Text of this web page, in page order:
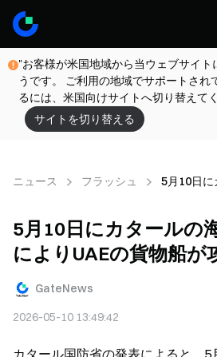
"お客様が米国地域から当ウェブサイト
うです。 ご利用の地域でサポートされ
るには、米国向けサイトへ切り替えて
サイトを切り替える
ニュース フラッシュ 5月10日に
5月10日にカタールの
によりUAEの貨物船が
GateNews
2026-05-10 13:49:42
カタール国防省の発表によると、5